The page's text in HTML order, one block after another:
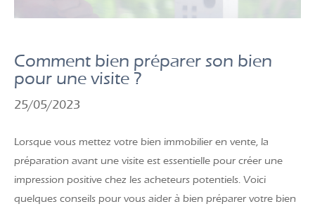
Comment bien préparer son bien
pour une visite ?
25/05/2023
Lorsque vous mettez votre bien immobilier en vente, la
préparation avant une visite est essentielle pour créer une
impression positive chez les acheteurs potentiels. Voici
quelques conseils pour vous aider à bien préparer votre bien